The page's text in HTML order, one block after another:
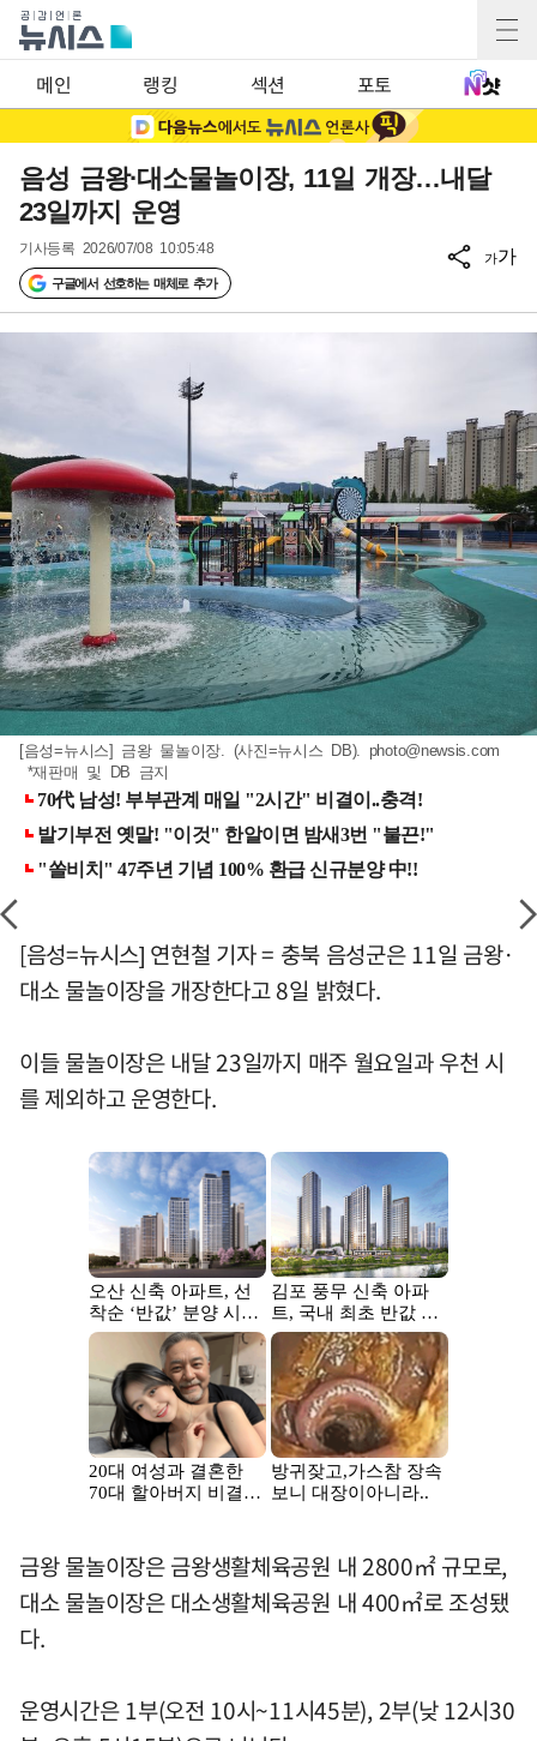
메인 랭킹 섹션 포토
음성 금왕·대소물놀이장, 11일 개장…내달
23일까지 운영
기사등록 2026/07/08 10:05:48
구글에서 선호하는 매체로 추가
가가
[음성=뉴시스] 금왕 물놀이장. (사진=뉴시스 DB). photo@newsis.com
*재판매 및 DB 금지
[음성=뉴시스] 연현철 기자 = 충북 음성군은 11일 금왕·
대소 물놀이장을 개장한다고 8일 밝혔다.
이들 물놀이장은 내달 23일까지 매주 월요일과 우천 시
를 제외하고 운영한다.
금왕 물놀이장은 금왕생활체육공원 내 2800㎡ 규모로,
대소 물놀이장은 대소생활체육공원 내 400㎡로 조성됐
다.
운영시간은 1부(오전 10시~11시45분), 2부(낮 12시30